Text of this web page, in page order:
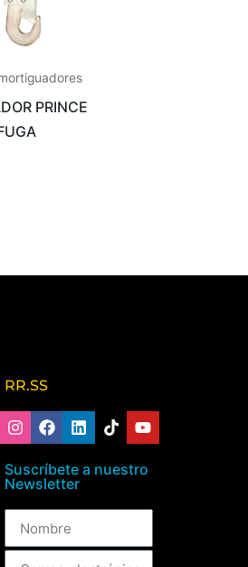
PRINCE
RR.SS
Suscríbete a nuestro
Newsletter